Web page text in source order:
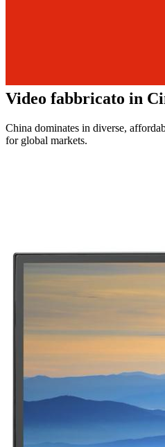
Video fabbricato in
China dominates in diverse,
for global markets.